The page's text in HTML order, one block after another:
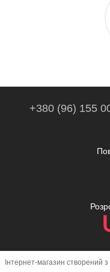
+380 (96) 155
Інтернет-магазин створений